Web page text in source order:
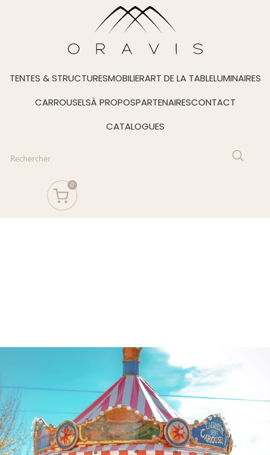
TENTES & STRUCTURESMOBILIERART DE LA TABLELUMINAIRES
CARROUSELSÀ PROPOSPARTENAIRESCONTACT
CATALOGUES
0